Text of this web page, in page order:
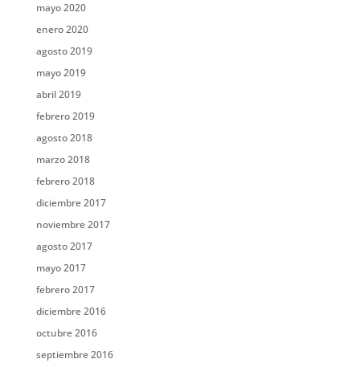
mayo 2020
enero 2020
agosto 2019
mayo 2019
abril 2019
febrero 2019
agosto 2018
marzo 2018
febrero 2018
diciembre 2017
noviembre 2017
agosto 2017
mayo 2017
febrero 2017
diciembre 2016
octubre 2016
septiembre 2016